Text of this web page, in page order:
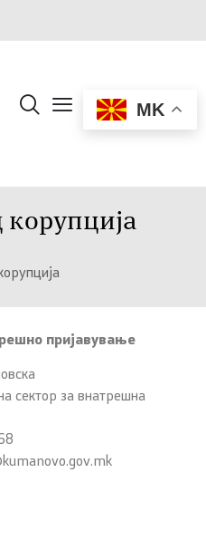
MK
корупција
пријавување
сектор за внатрешна